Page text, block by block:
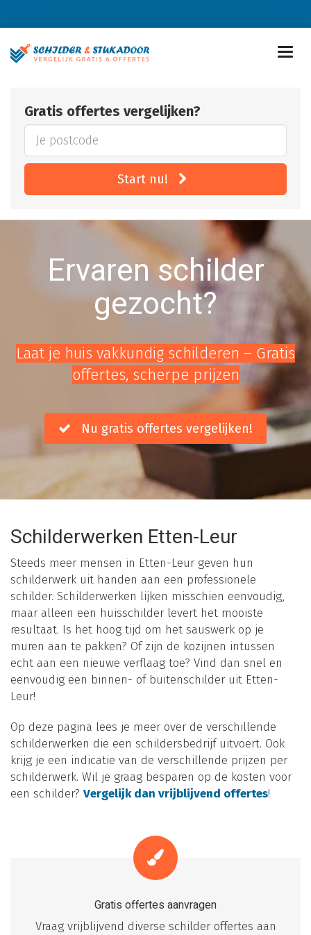
Gratis offertes vergelijken?
Start nu!
Ervaren schilder
gezocht?
Laat je huis vakkundig schilderen – Gratis
offertes, scherpe prijzen
Nu gratis offertes vergelijken!
Schilderwerken Etten-Leur
Steeds meer mensen in Etten-Leur geven hun
schilderwerk uit handen aan een professionele
schilder. Schilderwerken lijken misschien eenvoudig,
maar alleen een huisschilder levert het mooiste
resultaat. Is het hoog tijd om het sauswerk op je
muren aan te pakken? Of zijn de kozijnen intussen
echt aan een nieuwe verflaag toe? Vind dan snel en
eenvoudig een binnen- of buitenschilder uit Etten-
Leur!
Op deze pagina lees je meer over de verschillende
schilderwerken die een schildersbedrijf uitvoert. Ook
krijg je een indicatie van de verschillende prijzen per
schilderwerk. Wil je graag besparen op de kosten voor
een schilder? Vergelijk dan vrijblijvend offertes!
Gratis offertes aanvragen
Vraag vrijblijvend diverse schilder offertes aan